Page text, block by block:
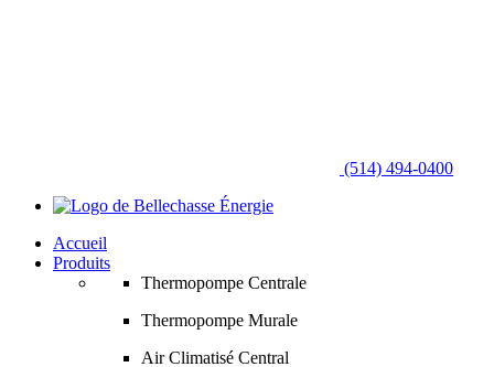
(514) 494-0400
Accueil
Produits
Thermopompe Centrale
Thermopompe Murale
Air Climatisé Central